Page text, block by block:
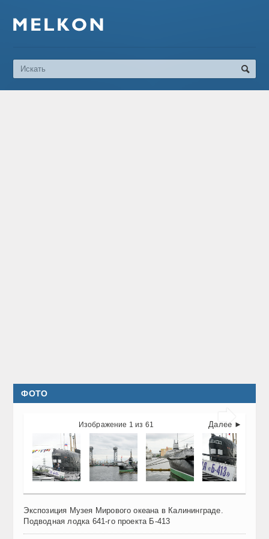
ФОТО

Далее ►
Изображение 1 из 61
Экспозиция Музея Мирового океана в Калининграде.
Подводная лодка 641-го проекта Б-413